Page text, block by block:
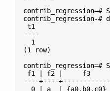
contrib_regression=#
contrib_regression-
t1
----
  1
(1 row)
f1 | f2 |     f3
----+----+------------
  0 | a  | {a0,b0,c0}